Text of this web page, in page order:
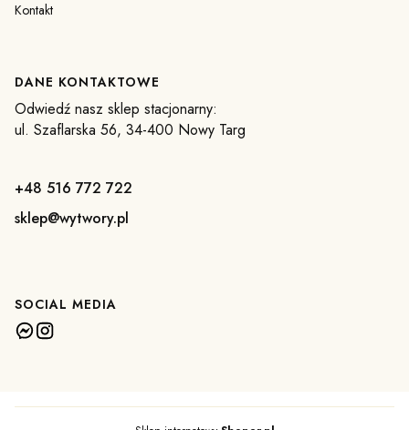
Kontakt
DANE KONTAKTOWE
Odwiedź nasz sklep stacjonarny:
ul. Szaflarska 56, 34-400 Nowy Targ
+48 516 772 722
sklep@wytwory.pl
SOCIAL MEDIA